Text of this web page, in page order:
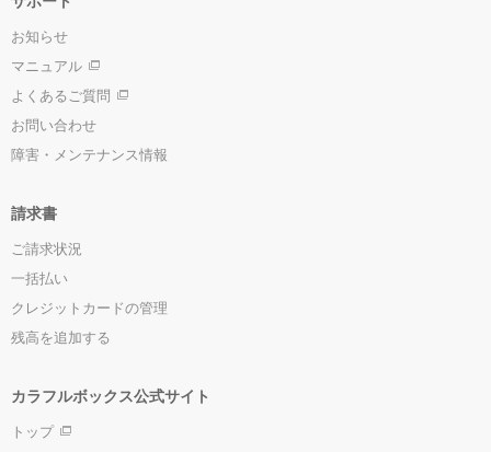
お知らせ
マニュアル
よくあるご質問
お問い合わせ
障害・メンテナンス情報
請求書
ご請求状況
一括払い
クレジットカードの管理
残高を追加する
カラフルボックス公式サイト
トップ